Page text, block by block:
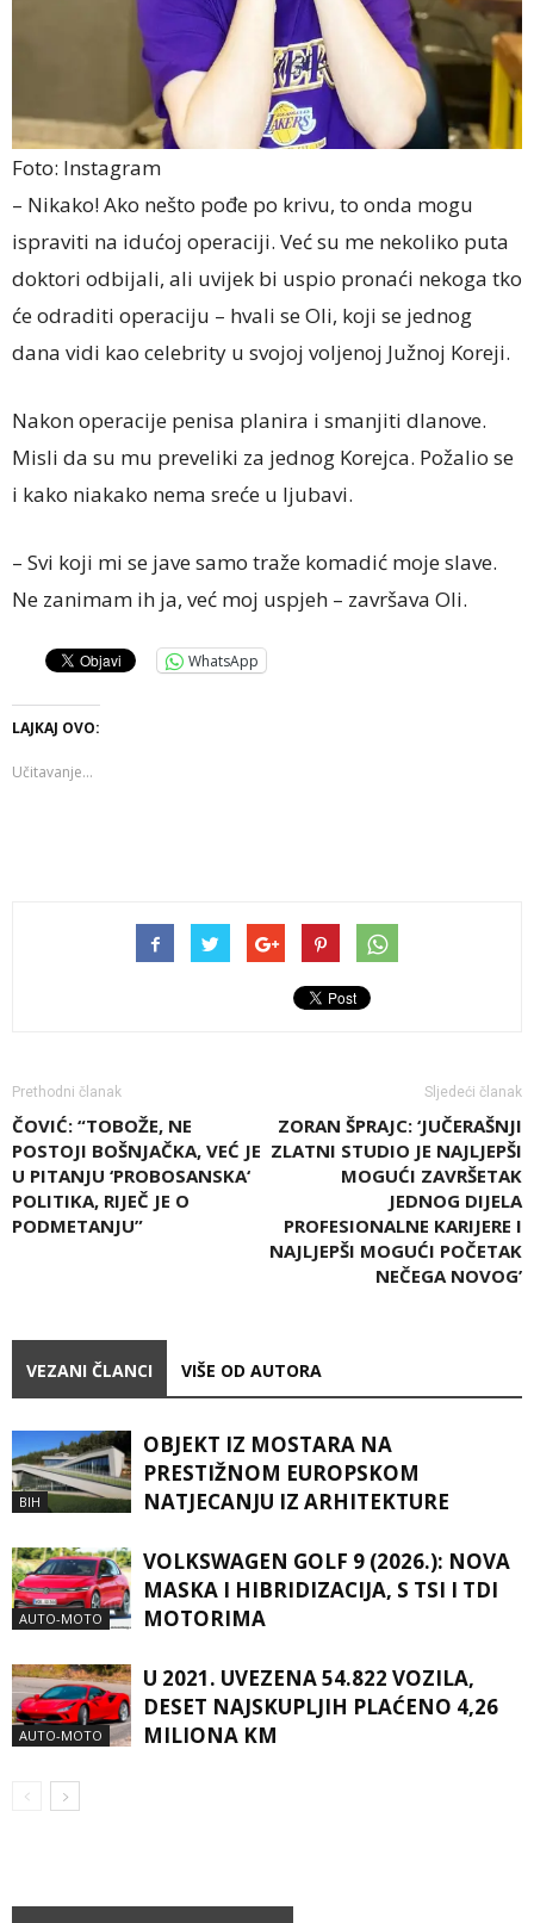
Foto: Instagram
– Nikako! Ako nešto pođe po krivu, to onda mogu
ispraviti na idućoj operaciji. Već su me nekoliko puta
doktori odbijali, ali uvijek bi uspio pronaći nekoga tko
će odraditi operaciju – hvali se Oli, koji se jednog
dana vidi kao celebrity u svojoj voljenoj Južnoj Koreji.
Nakon operacije penisa planira i smanjiti dlanove.
Misli da su mu preveliki za jednog Korejca. Požalio se
i kako niakako nema sreće u ljubavi.
– Svi koji mi se jave samo traže komadić moje slave.
Ne zanimam ih ja, već moj uspjeh – završava Oli.
WhatsApp
LAJKAJ OVO:
Učitavanje...
Prethodni članak
ČOVIĆ: “TOBOŽE, NE
POSTOJI BOŠNJAČKA, VEĆ JE
U PITANJU ‘PROBOSANSKA‘
POLITIKA, RIJEČ JE O
PODMETANJU”
Sljedeći članak
ZORAN ŠPRAJC: ‘JUČERAŠNJI
ZLATNI STUDIO JE NAJLJEPŠI
MOGUĆI ZAVRŠETAK
JEDNOG DIJELA
PROFESIONALNE KARIJERE I
NAJLJEPŠI MOGUĆI POČETAK
NEČEGA NOVOG’
VEZANI ČLANCI VIŠE OD AUTORA
BIH
OBJEKT IZ MOSTARA NA
PRESTIŽNOM EUROPSKOM
NATJECANJU IZ ARHITEKTURE
AUTO-MOTO
VOLKSWAGEN GOLF 9 (2026.): NOVA
MASKA I HIBRIDIZACIJA, S TSI I TDI
MOTORIMA
AUTO-MOTO
U 2021. UVEZENA 54.822 VOZILA,
DESET NAJSKUPLJIH PLAĆENO 4,26
MILIONA KM